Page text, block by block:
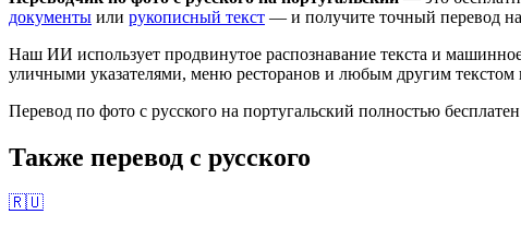
документы или рукописный текст — и получите точный перевод на
Наш ИИ использует продвинутое распознавание текста и
уличными указателями, меню ресторанов и любым другим текстом
Перевод по фото с русского на португальский полностью
Также перевод с русского
🇷🇺